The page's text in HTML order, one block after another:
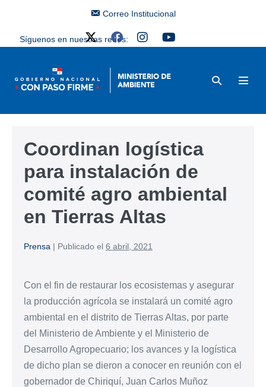
Correo Institucional
Síguenos en nuestras redes:
Coordinan logística
para instalación de
comité agro ambiental
en Tierras Altas
Prensa | Publicado el 6 abril, 2021
Con el fin de restaurar los ecosistemas y asegurar
la producción agrícola se instalará un comité agro
ambiental en el distrito de Tierras Altas, por parte
del Ministerio de Ambiente y el Ministerio de
Desarrollo Agropecuario; los avances y la logística
de dicho plan se dieron a conocer en reunión con el
gobernador de Chiriquí, Juan Carlos Muñoz